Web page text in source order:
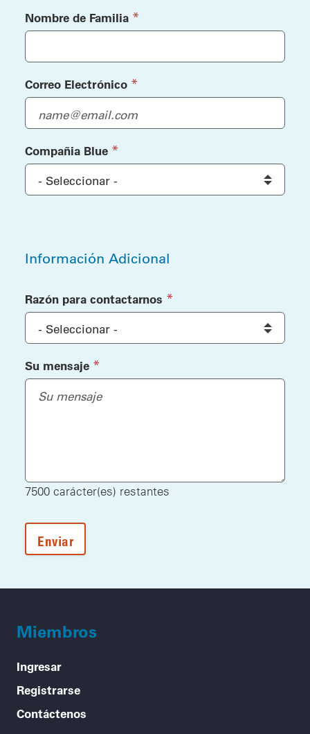
Nombre de Familia (required)
*
Correo Electrónico (required)
*
Compañia Blue (required)
*
Información Adicional
Razón para contactarnos (required)
*
Su mensaje (required)
*
7500 carácter(es) restantes
Miembros
Ingresar
Registrarse
Contáctenos